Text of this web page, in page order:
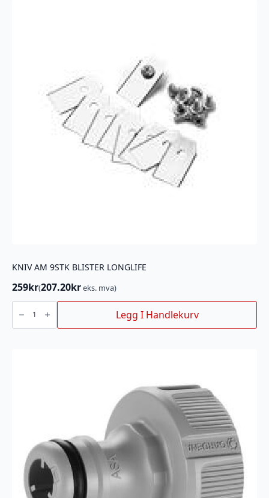
KNIV AM 9STK BLISTER LONGLIFE
259kr(207.20kreks. mva)
KNIV
9STK
BLISTER
Legg I Handlekurv